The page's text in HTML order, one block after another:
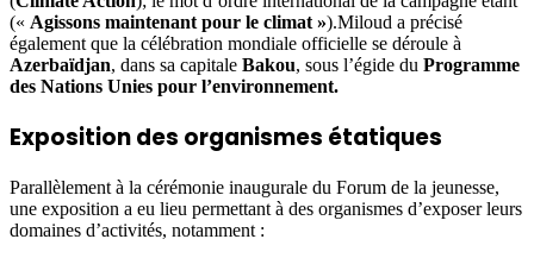
(« Agissons maintenant pour le climat »).Miloud a précisé
également que la célébration mondiale officielle se déroule à
Azerbaïdjan, dans sa capitale Bakou, sous l’égide du Programme
des Nations Unies pour l’environnement.
Exposition des organismes étatiques
Parallèlement à la cérémonie inaugurale du Forum de la jeunesse,
une exposition a eu lieu permettant à des organismes d’exposer leurs
domaines d’activités, notamment :